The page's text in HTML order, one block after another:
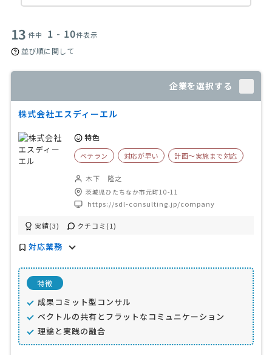
13 件中 1 - 10件表示
並び順に関して
企業を選択する
株式会社エスディーエル
特色
ベテラン 対応が早い 計画〜実施まで対応
木下 隆之
茨城県ひたちなか市元町10-11
https://sdl-consulting.jp/company
実績(3) クチコミ(1)
対応業務
特徴
成果コミット型コンサル
ベクトルの共有とフラットなコミュニケーション
理論と実践の融合